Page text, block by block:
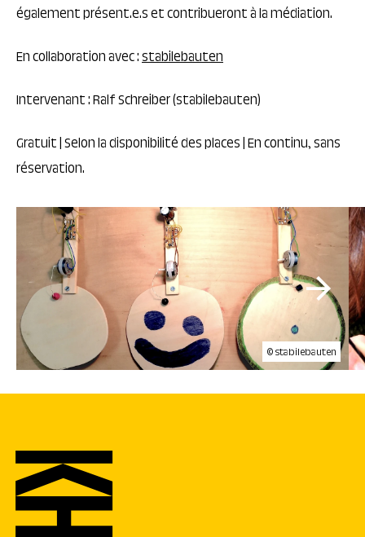
également présent.e.s et contribueront à la médiation.
En collaboration avec :stabilebauten
Intervenant : Ralf Schreiber (stabilebauten)
Gratuit | Selon la disponibilité des places | En continu, sans
réservation.
© stabilebauten